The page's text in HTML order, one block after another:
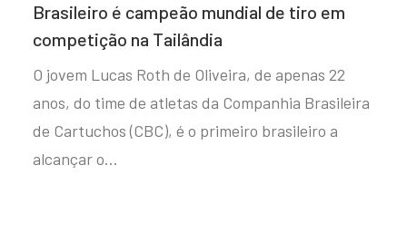
Brasileiro é campeão mundial de tiro em
competição na Tailândia
O jovem Lucas Roth de Oliveira, de apenas 22
anos, do time de atletas da Companhia Brasileira
de Cartuchos (CBC), é o primeiro brasileiro a
alcançar o…